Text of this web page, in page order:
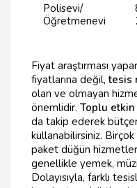
Polisevi/
Öğretmenevi
Fiyat araştırması
fiyatlarına değil,tesis
olan ve olmayan
önemlidir. Toplu etkin
da takip ederek
kullanabilirsiniz. Birçok
paket düğün
genellikle yemek,
Dolayısıyla, farklı